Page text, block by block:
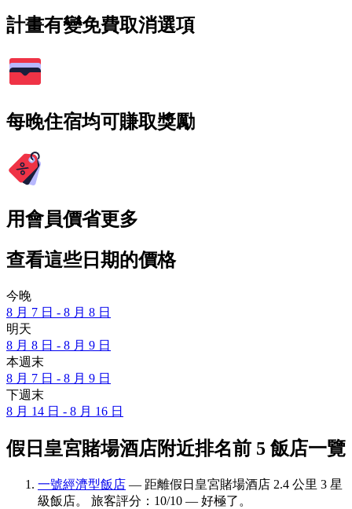
計畫有變免費取消選項
每晚住宿均可賺取獎勵
用會員價省更多
查看這些日期的價格
今晚
8 月 7 日 - 8 月 8 日
明天
8 月 8 日 - 8 月 9 日
本週末
8 月 7 日 - 8 月 9 日
下週末
8 月 14 日 - 8 月 16 日
假日皇宮賭場酒店附近排名前 5 飯店一覽
一號經濟型飯店 — 距離假日皇宮賭場酒店 2.4 公里 3 星
級飯店。 旅客評分：10/10 — 好極了。